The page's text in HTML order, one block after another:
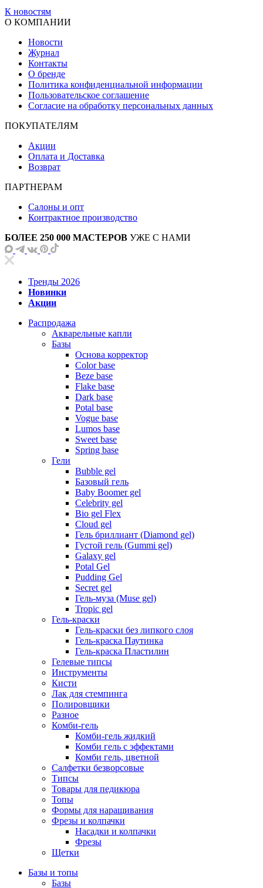
К новостям
О КОМПАНИИ
Новости
Журнал
Контакты
О бренде
Политика конфиденциальной информации
Пользовательское соглашение
Согласие на обработку персональных данных
ПОКУПАТЕЛЯМ
Акции
Оплата и Доставка
Возврат
ПАРТНЕРАМ
Салоны и опт
Контрактное производство
БОЛЕЕ 250 000 МАСТЕРОВ УЖЕ С НАМИ
Тренды 2026
Новинки
Акции
Распродажа
Акварельные капли
Базы
Основа корректор
Color base
Beze base
Flake base
Dark base
Potal base
Vogue base
Lumos base
Sweet base
Spring base
Гели
Bubble gel
Базовый гель
Baby Boomer gel
Celebrity gel
Bio gel Flex
Cloud gel
Гель бриллиант (Diamond gel)
Густой гель (Gummi gel)
Galaxy gel
Potal Gel
Pudding Gel
Secret gel
Гель-муза (Muse gel)
Tropic gel
Гель-краски
Гель-краски без липкого слоя
Гель-краска Паутинка
Гель-краска Пластилин
Гелевые типсы
Инструменты
Кисти
Лак для стемпинга
Полировщики
Разное
Комби-гель
Комби-гель жидкий
Комби гель с эффектами
Комби гель, цветной
Салфетки безворсовые
Типсы
Товары для педикюра
Топы
Формы для наращивания
Фрезы и колпачки
Насадки и колпачки
Фрезы
Щетки
Базы и топы
Базы